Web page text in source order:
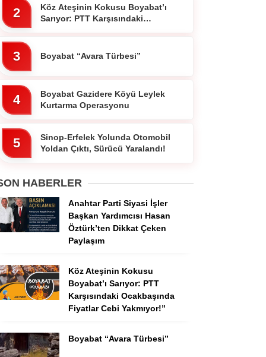
2
Köz Ateşinin Kokusu Boyabat’ı
Sarıyor: PTT Karşısındaki
3 Boyabat “Avara Türbesi”
4
Boyabat Gazidere Köyü Leylek
Kurtarma Operasyonu
5
Sinop-Erfelek Yolunda Otomobil
Yoldan Çıktı, Sürücü Yaralandı!
HABERLER
Anahtar Parti Siyasi İşler
Başkan Yardımcısı Hasan
Öztürk’ten Dikkat Çeken
Paylaşım
Köz Ateşinin Kokusu
Boyabat’ı Sarıyor: PTT
Karşısındaki Ocakbaşında
Fiyatlar Cebi Yakmıyor!”
Boyabat “Avara Türbesi”